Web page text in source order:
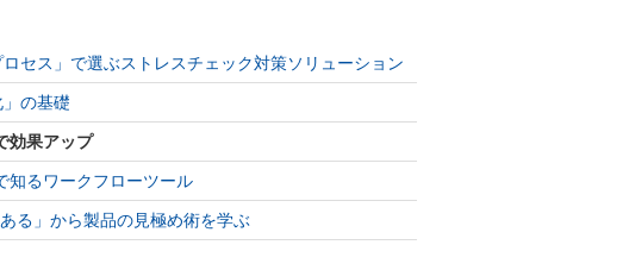
セス」で選ぶストレスチェック対策ソリューション
の基礎
効果アップ
知るワークフローツール
る」から製品の見極め術を学ぶ